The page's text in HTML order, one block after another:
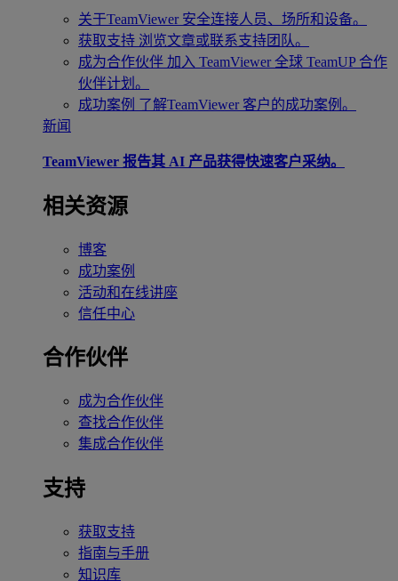
关于TeamViewer 安全连接人员、场所和设备。
获取支持 浏览文章或联系支持团队。
成为合作伙伴 加入 TeamViewer 全球 TeamUP 合作
伙伴计划。
成功案例 了解TeamViewer 客户的成功案例。
新闻
TeamViewer 报告其 AI 产品获得快速客户采纳。
相关资源
博客
成功案例
活动和在线讲座
信任中心
合作伙伴
成为合作伙伴
查找合作伙伴
集成合作伙伴
支持
获取支持
指南与手册
知识库